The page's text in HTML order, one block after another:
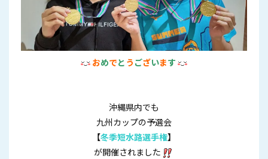
おめでと う ございます
沖縄県内でも
九州カップの予選会
【冬季短水路選手権】
が開催されました